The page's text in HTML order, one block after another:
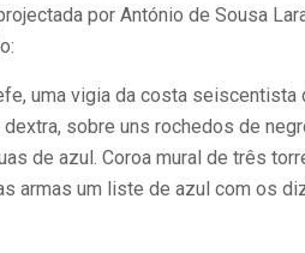
por António de Sousa
uma vigia da costa seiscentista
sobre uns rochedos de
de azul. Coroa mural de três
armas um liste de azul com os